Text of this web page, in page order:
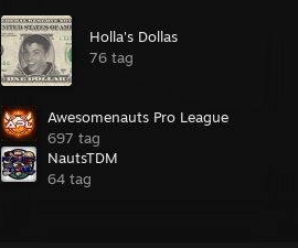
Holla's Dollas
76 tag
Awesomenauts Pro League
697 tag
NautsTDM
64 tag